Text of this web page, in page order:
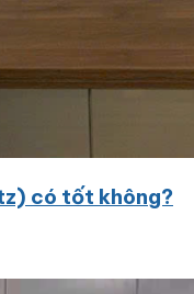
có tốt không?